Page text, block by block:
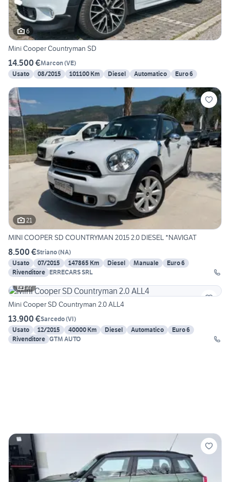
6
Mini Cooper Countryman SD
14.500 €Marcon(VE)
Usato
08/2015 101100 Km Diesel Automatico Euro 6
21
MINI COOPER SD COUNTRYMAN 2015 2.0 DIESEL *NAVIGAT
8.500 €Striano(NA)
Usato
07/2015 147865 Km Diesel Manuale
Euro 6
Rivenditore ERRECARS SRL
27
Mini Cooper SD Countryman 2.0 ALL4
13.900 €Sarcedo(VI)
Usato
12/2015 40000 Km Diesel Automatico
Euro 6
Rivenditore GTM AUTO